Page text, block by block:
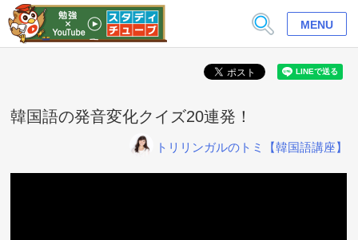
MENU
韓国語の発音変化クイズ20連発！
トリリンガルのトミ【韓国語講座】